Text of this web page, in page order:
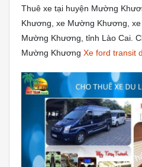
Thuê xe tại huyện Mường
Khương, xe Mường Khương,
Mường Khương, tỉnh Lào Cai.
Mường Khương Xe ford transit